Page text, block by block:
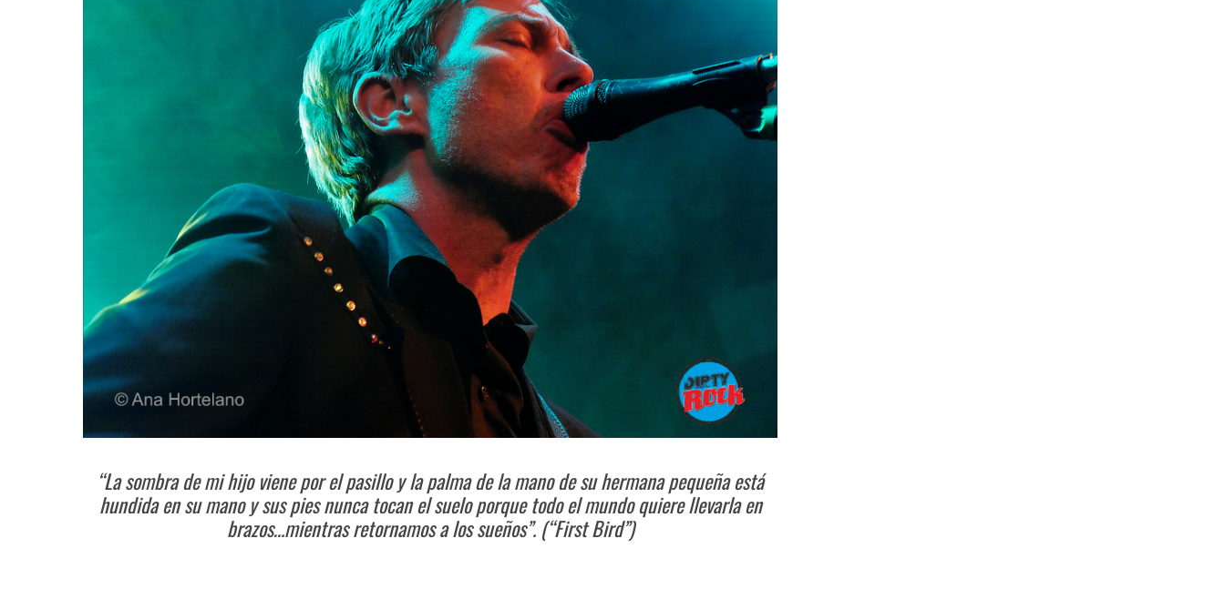
“La sombra de mi hijo viene por el pasillo y la palma de la mano de su hermana pequeña está
hundida en su mano y sus pies nunca tocan el suelo porque todo el mundo quiere llevarla en
brazos…mientras retornamos a los sueños”.(“First Bird”)